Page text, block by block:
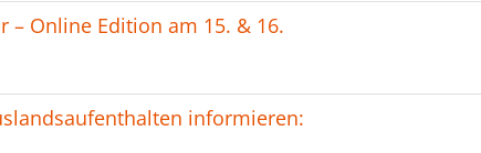
– Online Edition am 15. & 16.
informieren: